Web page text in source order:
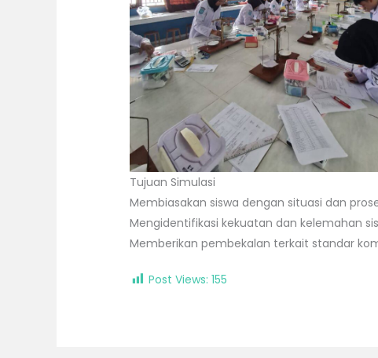
Tujuan Simulasi
Membiasakan siswa dengan situasi dan
Mengidentifikasi kekuatan dan kelemahan
Memberikan pembekalan terkait standar
Post Views: 155